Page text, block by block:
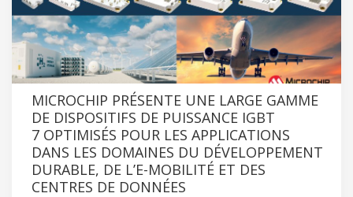
MICROCHIP PRÉSENTE UNE LARGE GAMME
DE DISPOSITIFS DE PUISSANCE IGBT
7 OPTIMISÉS POUR LES APPLICATIONS
DANS LES DOMAINES DU DÉVELOPPEMENT
DURABLE, DE L’E-MOBILITÉ ET DES
CENTRES DE DONNÉES